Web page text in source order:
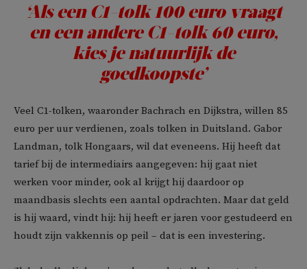
‘Als een C1-tolk 100 euro vraagt
en een andere C1-tolk 60 euro,
kies je natuurlijk de
goedkoopste’
Veel C1-tolken, waaronder Bachrach en Dijkstra, willen 85
euro per uur verdienen, zoals tolken in Duitsland. Gabor
Landman, tolk Hongaars, wil dat eveneens. Hij heeft dat
tarief bij de intermediairs aangegeven: hij gaat niet
werken voor minder, ook al krijgt hij daardoor op
maandbasis slechts een aantal opdrachten. Maar dat geld
is hij waard, vindt hij: hij heeft er jaren voor gestudeerd en
houdt zijn vakkennis op peil – dat is een investering.